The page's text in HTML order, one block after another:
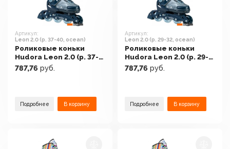
Артикул:
Leon 2.0 (р. 37-40, ocean)
Роликовые коньки
Hudora Leon 2.0 (р. 37-
40, ocean)
787,76 руб.
Подробнее В корзину
Артикул:
Leon 2.0 (р. 29-32, ocean)
Роликовые коньки
Hudora Leon 2.0 (р. 29-
32, ocean)
787,76 руб.
Подробнее В корзину